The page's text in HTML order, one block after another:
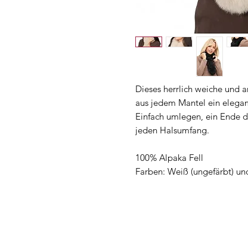
Dieses herrlich weiche und
aus jedem Mantel ein
Einfach umlegen, ein Ende
jeden Halsumfang.
100% Alpaka Fell
Farben: Weiß (ungefärbt)